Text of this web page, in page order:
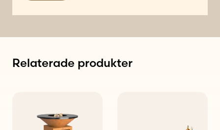
Relaterade produkter